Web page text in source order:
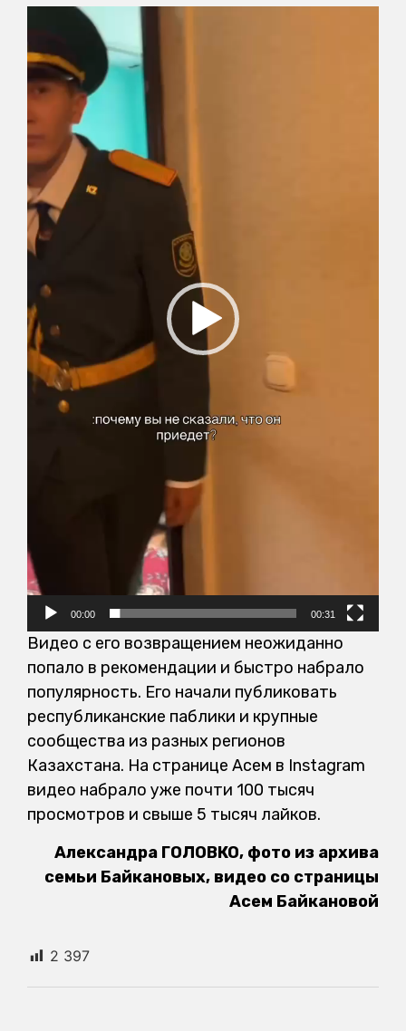
Видеоплеер
00:00 00:31
Видео с его возвращением неожиданно
попало в рекомендации и быстро набрало
популярность. Его начали публиковать
республиканские паблики и крупные
сообщества из разных регионов
Казахстана. На странице Асем в Instagram
видео набрало уже почти 100 тысяч
просмотров и свыше 5 тысяч лайков.
Александра ГОЛОВКО, фото из архива
семьи Байкановых, видео со страницы
Асем Байкановой
2 397